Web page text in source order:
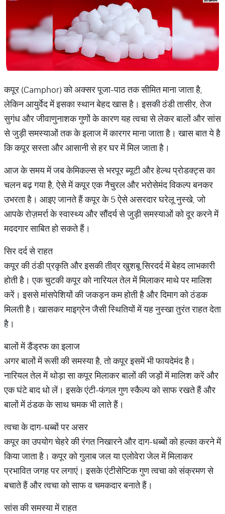
कपूर (Camphor) को अक्सर पूजा-पाठ तक सीमित माना जाता है,
लेकिन आयुर्वेद में इसका स्थान बेहद खास है। इसकी ठंडी तासीर, तेज
सुगंध और जीवाणुनाशक गुणों के कारण यह त्वचा से लेकर बालों और सांस
से जुड़ी समस्याओं तक के इलाज में कारगर माना जाता है। खास बात ये है
कि कपूर सस्ता और आसानी से हर घर में मिल जाता है।
आज के समय में जब केमिकल्स से भरपूर ब्यूटी और हेल्थ प्रोडक्ट्स का
चलन बढ़ गया है, ऐसे में कपूर एक नैचुरल और भरोसेमंद विकल्प बनकर
उभरता है। आइए जानते हैं कपूर के 5 ऐसे असरदार घरेलू नुस्खे, जो
आपके रोज़मर्रा के स्वास्थ्य और सौंदर्य से जुड़ी समस्याओं को दूर करने में
मददगार साबित हो सकते हैं।
सिर दर्द से राहत
कपूर की ठंडी प्रकृति और इसकी तीव्र खुशबू सिरदर्द में बेहद लाभकारी
होती है। एक चुटकी कपूर को नारियल तेल में मिलाकर माथे पर मालिश
करें। इससे मांसपेशियों की जकड़न कम होती है और दिमाग को ठंडक
मिलती है। खासकर माइग्रेन जैसी स्थितियों में यह नुस्खा तुरंत राहत देता
है।
बालों में डैंड्रफ का इलाज
अगर बालों में रूसी की समस्या है, तो कपूर इसमें भी फायदेमंद है।
नारियल तेल में थोड़ा सा कपूर मिलाकर बालों की जड़ों में मालिश करें और
एक घंटे बाद धो लें। इसके एंटी-फंगल गुण स्कैल्प को साफ रखते हैं और
बालों में ठंडक के साथ चमक भी लाते हैं।
त्वचा के दाग-धब्बों पर असर
कपूर का उपयोग चेहरे की रंगत निखारने और दाग-धब्बों को हल्का करने में
किया जाता है। कपूर को गुलाब जल या एलोवेरा जेल में मिलाकर
प्रभावित जगह पर लगाएं। इसके एंटीसेप्टिक गुण त्वचा को संक्रमण से
बचाते हैं और त्वचा को साफ व चमकदार बनाते हैं।
सांस की समस्या में राहत